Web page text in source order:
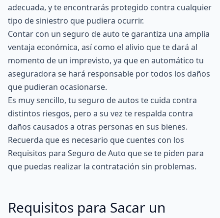
adecuada, y te encontrarás protegido contra cualquier
tipo de siniestro que pudiera ocurrir.
Contar con un seguro de auto te garantiza una amplia
ventaja económica, así como el alivio que te dará al
momento de un imprevisto, ya que en automático tu
aseguradora se hará responsable por todos los daños
que pudieran ocasionarse.
Es muy sencillo, tu seguro de autos te cuida contra
distintos riesgos, pero a su vez te respalda contra
daños causados a otras personas en sus bienes.
Recuerda que es necesario que cuentes con los
Requisitos para Seguro de Auto que se te piden para
que puedas realizar la contratación sin problemas.
Requisitos para Sacar un